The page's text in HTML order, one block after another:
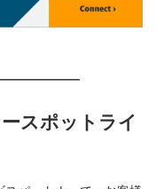
スポットライ